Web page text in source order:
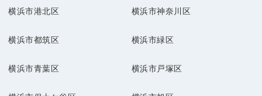
横浜市港北区 横浜市神奈川区
横浜市都筑区 横浜市緑区
横浜市青葉区 横浜市戸塚区